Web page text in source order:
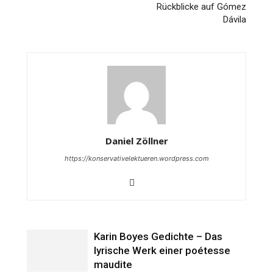
Rückblicke auf Gómez
Dávila
Daniel Zöllner
https://konservativelektueren.wordpress.com
Karin Boyes Gedichte – Das
lyrische Werk einer poétesse
maudite